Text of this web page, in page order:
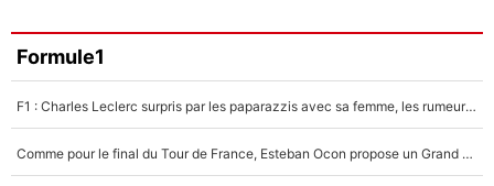
Formule1
F1 : Charles Leclerc surpris par les paparazzis avec sa femme, les rumeurs étaient vraies !
Comme pour le final du Tour de France, Esteban Ocon propose un Grand Prix de Formule 1 à Paris : «Autour de l’Arc de Triomphe, ce serait génial» !